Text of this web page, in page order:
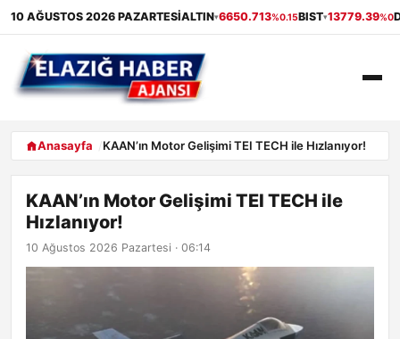
10 AĞUSTOS 2026 PAZARTESIALTIN▾6650.713%0.15BIST▾13779.39%0
ANASAYFA
EKONOMI
SAĞLIK
Anasayfa KAAN’ın Motor Gelişimi TEI TECH ile Hızlanıyor!
KAAN’ın Motor Gelişimi TEI TECH ile
Hızlanıyor!
10 Ağustos 2026 Pazartesi · 06:14